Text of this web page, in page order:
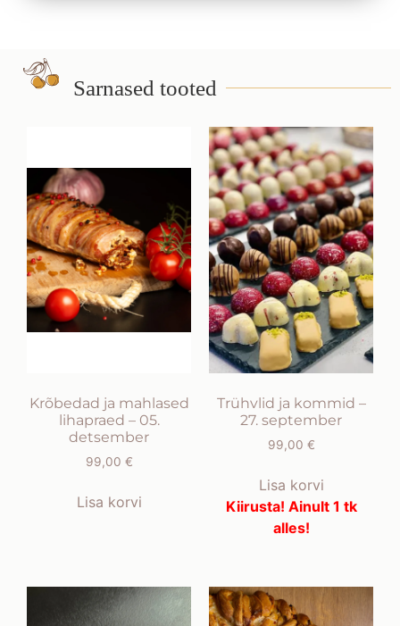
Sarnased tooted
Krõbedad ja mahlased
lihapraed – 05.
detsember
99,00 €
Lisa korvi
Trühvlid ja kommid –
27. september
99,00 €
Lisa korvi
Kiirusta! Ainult 1 tk
alles!